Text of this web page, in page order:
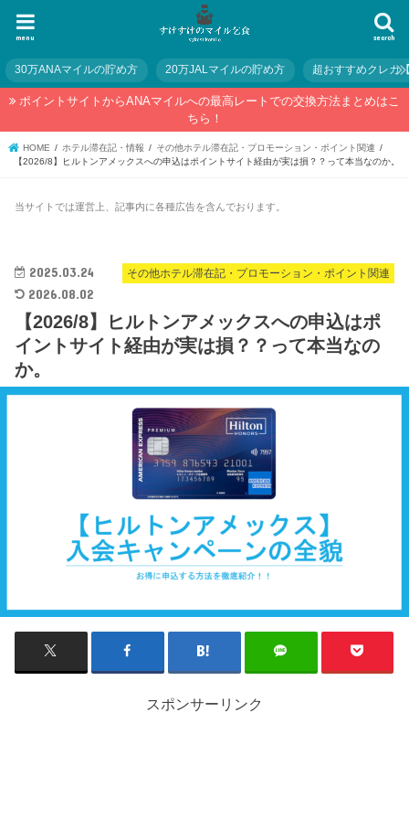
search
menu
30万ANAマイルの貯め方 20万JALマイルの貯め方 超おすすめクレカ
ポイントサイトからANAマイルへの最高レートでの交換方法まとめはこ
ちら！
HOME ホテル滞在記・情報
その他ホテル滞在記・プロモーション・ポイント関連
【2026/8】ヒルトンアメックスへの申込はポイントサイト経由が実は損？？って本当なのか。
当サイトでは運営上、記事内に各種広告を含んでおります。
その他ホテル滞在記・プロモーション・ポイント関連
2025.03.24
2026.08.02
【2026/8】ヒルトンアメックスへの申込はポ
イントサイト経由が実は損？？って本当なの
か。
スポンサーリンク